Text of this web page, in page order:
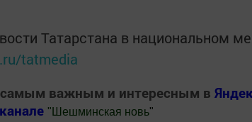
Татарстана в национальном
tatmedia
самым важным и интересным в
" Шешминская новь"